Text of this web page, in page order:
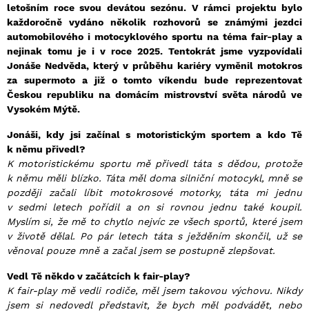
letošním roce svou devátou sezónu. V rámci projektu bylo
každoročně vydáno několik rozhovorů se známými jezdci
automobilového i motocyklového sportu na téma fair-play a
nejinak tomu je i v roce 2025. Tentokrát jsme vyzpovídali
Jonáše Nedvěda, který v průběhu kariéry vyměnil motokros
za supermoto a již o tomto víkendu bude reprezentovat
Českou republiku na domácím mistrovství světa národů ve
Vysokém Mýtě.
Jonáši, kdy jsi začínal s motoristickým sportem a kdo Tě
k němu přivedl?
K motoristickému sportu mě přivedl táta s dědou, protože
k němu měli blízko. Táta měl doma silniční motocykl, mně se
později začali líbit motokrosové motorky, táta mi jednu
v sedmi letech pořídil a on si rovnou jednu také koupil.
Myslím si, že mě to chytlo nejvíc ze všech sportů, které jsem
v životě dělal. Po pár letech táta s ježděním skončil, už se
věnoval pouze mně a začal jsem se postupně zlepšovat.
Vedl Tě někdo v začátcích k fair-play?
K fair-play mě vedli rodiče, měl jsem takovou výchovu. Nikdy
jsem si nedovedl představit, že bych měl podvádět, nebo